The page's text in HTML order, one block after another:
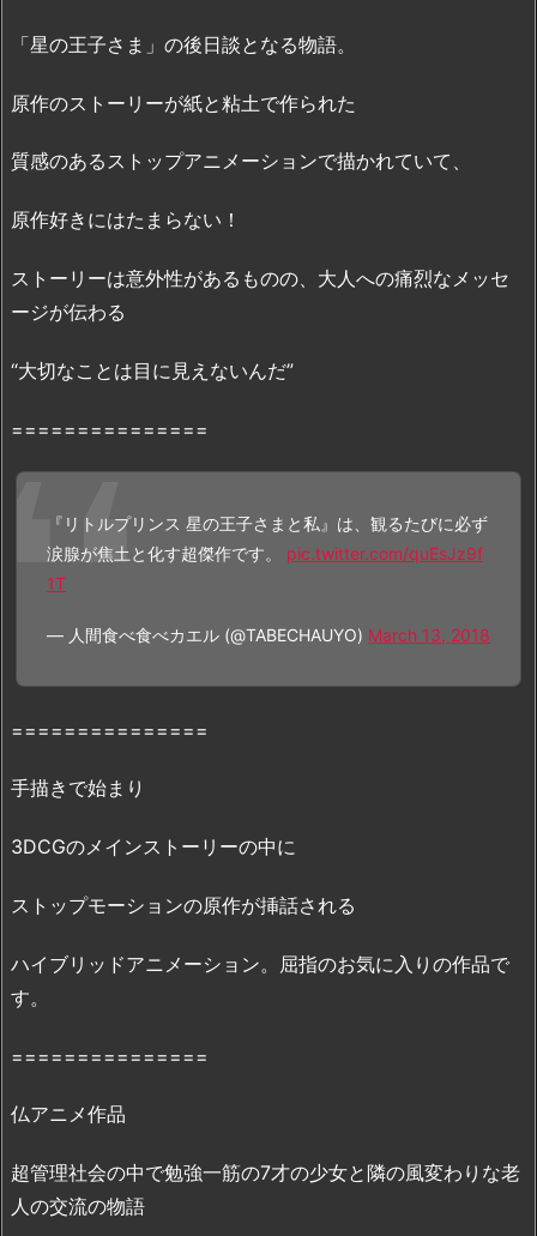
D
i
y
o
o
T
u
で
壊
態
の？
「リ
ル
ン
星
王
子
「星の王子さま」の後日談となる物語。
原作のストーリーが紙と粘土で作られた
質感のあるストップアニメーションで描かれていて、
原作好きにはたまらない！
ストーリーは意外性があるものの、大人への痛烈なメッセ
ージが伝わる
“大切なことは目に見えないんだ”
===============
『リトルプリンス 星の王子さまと私』は、観るたびに必ず
涙腺が焦土と化す超傑作です。 pic.twitter.com/quEsJz9f
1T
— 人間食べ食べカエル (@TABECHAUYO) March 13, 2018
===============
手描きで始まり
3DCGのメインストーリーの中に
ストップモーションの原作が挿話される
ハイブリッドアニメーション。屈指のお気に入りの作品で
す。
===============
仏アニメ作品
超管理社会の中で勉強一筋の7才の少女と隣の風変わりな老
人の交流の物語